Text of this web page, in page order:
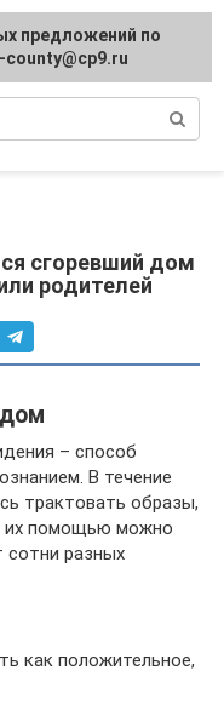
сгоревший дом
родителей
– способ
В течение
трактовать образы,
их помощью можно
сотни разных
как положительное,
предложений по
county@cp9.ru